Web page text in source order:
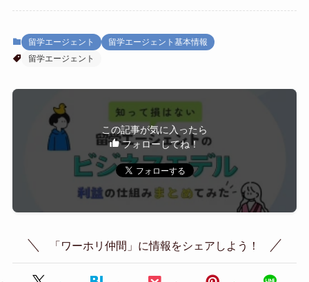
留学エージェント
留学エージェント基本情報
留学エージェント
この記事が気に入ったら
フォローしてね！
「ワーホリ仲間」に情報をシェアしよう！